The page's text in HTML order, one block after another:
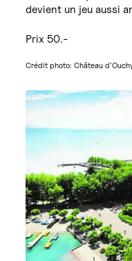
devient un jeu aussi
Prix 50.-
Crédit photo: Château